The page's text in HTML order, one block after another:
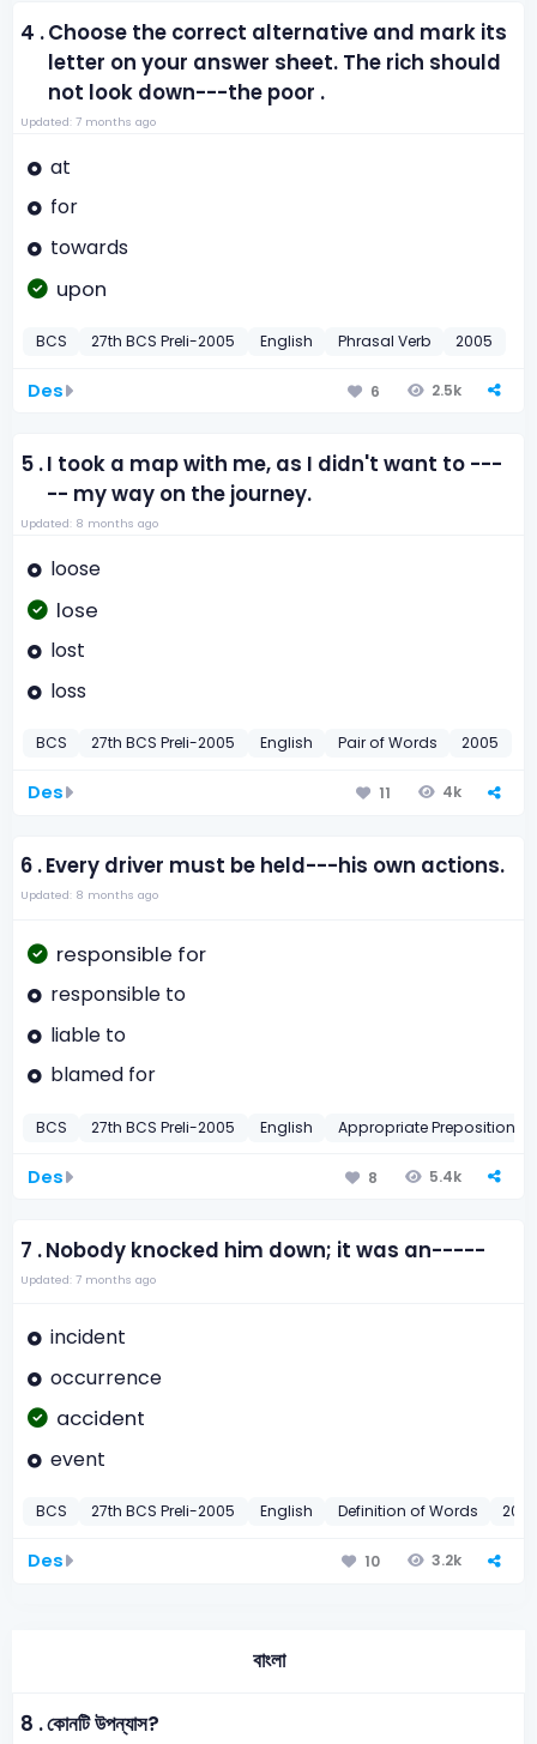
4 .Choose the correct alternative and mark its
letter on your answer sheet. The rich should
not look down---the poor .
Updated: 7 months ago
at
for
towards
upon
BCS 27th BCS Preli-2005 English Phrasal Verb 2005
Des 6 2.5k
5 .I took a map with me, as I didn't want to ---
-- my way on the journey.
Updated: 8 months ago
loose
lose
lost
loss
BCS 27th BCS Preli-2005 English Pair of Words 2005
Des 11 4k
6 .Every driver must be held---his own actions.
Updated: 8 months ago
responsible for
responsible to
liable to
blamed for
BCS 27th BCS Preli-2005 English Appropriate Preposition
Des 8 5.4k
7 .Nobody knocked him down; it was an-----
Updated: 7 months ago
incident
occurrence
accident
event
BCS 27th BCS Preli-2005 English Definition of Words
Des 10 3.2k
বাংলা
8 .কোনটি উপন্যাস?